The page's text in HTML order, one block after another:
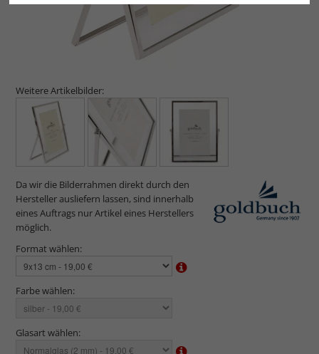
Weitere Artikelbilder:
Da wir die Bilderrahmen direkt durch den
Hersteller ausliefern lassen, sind innerhalb
eines Auftrags nur Artikel eines Herstellers
möglich.
Format wählen:
Farbe wählen:
Glasart wählen: